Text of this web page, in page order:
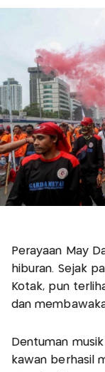
Perayaan May
hiburan. Sejak
Kotak, pun
dan
Dentuman
kawan berhasil